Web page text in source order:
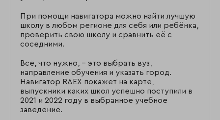
При помощи навигатора можно найти лучшую
школу в любом регионе для себя или ребёнка,
проверить свою школу и сравнить её с
соседними.
Всё, что нужно, – это выбрать вуз,
направление обучения и указать город.
Навигатор RAEX покажет на карте,
выпускники каких школ успешно поступили в
2021 и 2022 году в выбранное учебное
заведение.